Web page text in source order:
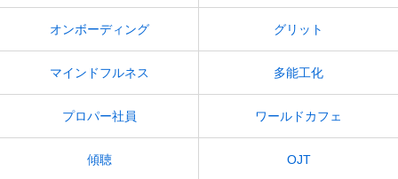
オンボーディング グリット
マインドフルネス 多能工化
プロパー社員 ワールドカフェ
傾聴 OJT